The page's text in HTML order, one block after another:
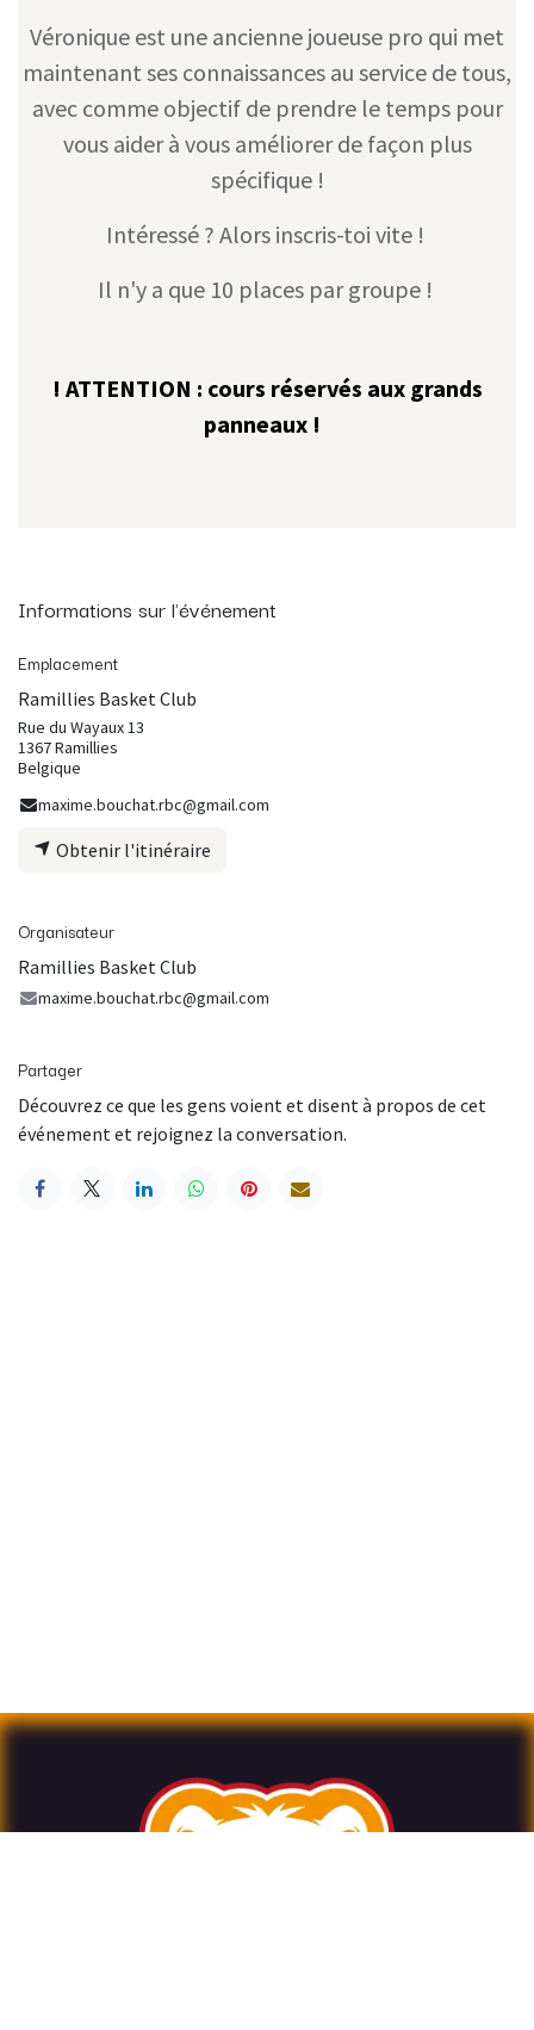
Véronique est une ancienne joueuse pro qui met
maintenant ses connaissances au service de tous,
avec comme objectif de prendre le temps pour
vous aider à vous améliorer de façon plus
spécifique !
Intéressé ? Alors inscris-toi vite !
Il n'y a que 10 places par groupe !
! ATTENTION : cours réservés aux grands
panneaux !
Informations sur l'événement
Emplacement
Ramillies Basket Club
Rue du Wayaux 13
1367 Ramillies
Belgique
maxime.bouchat.rbc@gmail.com
Obtenir l'itinéraire
Organisateur
Ramillies Basket Club
maxime.bouchat.rbc@gmail.com
Partager
Découvrez ce que les gens voient et disent à propos de cet
événement et rejoignez la conversation.